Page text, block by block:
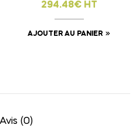
294.48€ HT
AJOUTER AU PANIER
Avis (0)